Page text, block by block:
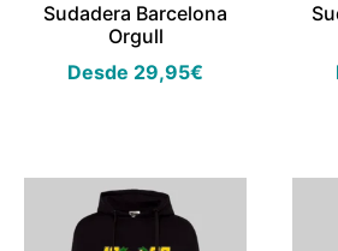
Sudadera Barcelona
Orgull
Desde 29,95€